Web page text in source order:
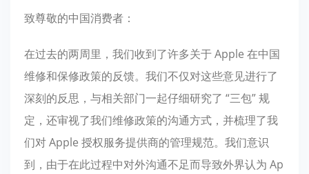
致尊敬的中国消费者：
在过去的两周里，我们收到了许多关于 Apple 在中国
维修和保修政策的反馈。我们不仅对这些意见进行了
深刻的反思，与相关部门一起仔细研究了 “三包” 规
定，还审视了我们维修政策的沟通方式，并梳理了我
们对 Apple 授权服务提供商的管理规范。我们意识
到，由于在此过程中对外沟通不足而导致外界认为 Ap